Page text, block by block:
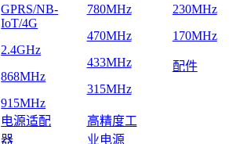
GPRS/NB-
IoT/4G
2.4GHz
868MHz
915MHz
780MHz
470MHz
433MHz
315MHz
230MHz
170MHz
配件
电源适配
器
高精度工
业电源